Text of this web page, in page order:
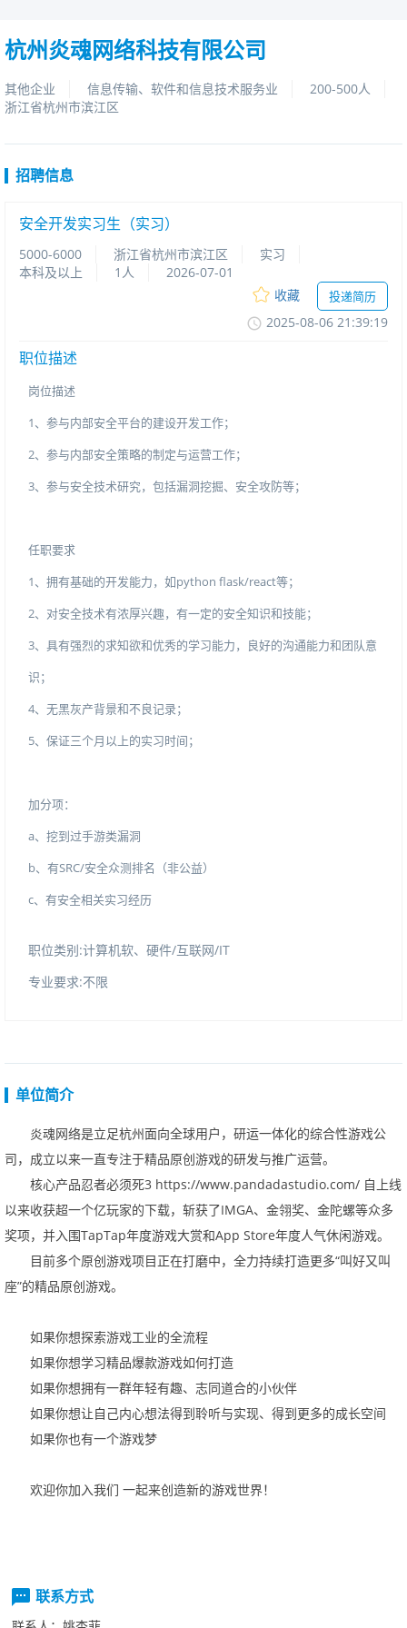
杭州炎魂网络科技有限公司
其他企业 信息传输、软件和信息技术服务业
200-500人
浙江省杭州市滨江区
招聘信息
安全开发实习生（实习）
5000-6000 浙江省杭州市滨江区
实习
本科及以上
1人
2026-07-01
收藏
投递简历
2025-08-0621:39:19
职位描述
岗位描述
1、参与内部安全平台的建设开发工作；
2、参与内部安全策略的制定与运营工作；
3、参与安全技术研究，包括漏洞挖掘、安全攻防等；
任职要求
1、拥有基础的开发能力，如pythonflask/react等；
2、对安全技术有浓厚兴趣，有一定的安全知识和技能；
3、具有强烈的求知欲和优秀的学习能力，良好的沟通能力和团队意
识；
4、无黑灰产背景和不良记录；
5、保证三个月以上的实习时间；
加分项：
a、挖到过手游类漏洞
b、有SRC/安全众测排名（非公益）
c、有安全相关实习经历
职位类别:计算机软、硬件/互联网/IT
专业要求:不限
单位简介
炎魂网络是立足杭州面向全球用户，研运一体化的综合性游戏公
司，成立以来一直专注于精品原创游戏的研发与推广运营。
核心产品忍者必须死3 https://www.pandadastudio.com/ 自上线
以来收获超一个亿玩家的下载，斩获了IMGA、金翎奖、金陀螺等众多
奖项，并入围TapTap年度游戏大赏和AppStore年度人气休闲游戏。
目前多个原创游戏项目正在打磨中，全力持续打造更多“叫好又叫
座”的精品原创游戏。
如果你想探索游戏工业的全流程
如果你想学习精品爆款游戏如何打造
如果你想拥有一群年轻有趣、志同道合的小伙伴
如果你想让自己内心想法得到聆听与实现、得到更多的成长空间
如果你也有一个游戏梦
欢迎你加入我们 一起来创造新的游戏世界！
联系方式